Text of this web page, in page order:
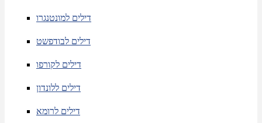
דילים למונטנגרו
דילים לבודפשט
דילים לקורפו
דילים ללונדון
דילים לרומא